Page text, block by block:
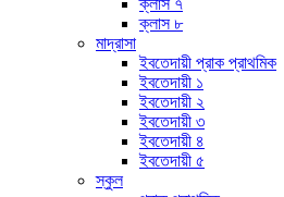
ক্লাস ৮
মাদ্রাসা
ইবতেদায়ী প্রাক প্রাথমিক
ইবতেদায়ী ১
ইবতেদায়ী ২
ইবতেদায়ী ৩
ইবতেদায়ী ৪
ইবতেদায়ী ৫
স্কুল